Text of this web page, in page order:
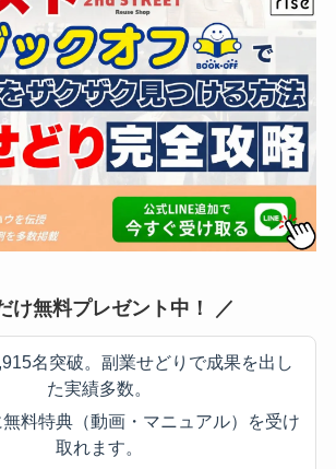
け無料プレゼント中！ ／
名突破。副業せどりで成果を出し
た実績多数。
料特典（動画・マニュアル）を受け
取れます。